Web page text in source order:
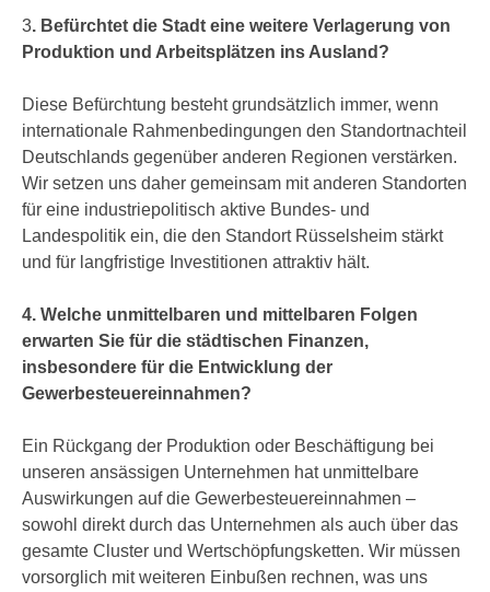
3. Befürchtet die Stadt eine weitere Verlagerung von
Produktion und Arbeitsplätzen ins Ausland?
Diese Befürchtung besteht grundsätzlich immer, wenn
internationale Rahmenbedingungen den Standortnachteil
Deutschlands gegenüber anderen Regionen verstärken.
Wir setzen uns daher gemeinsam mit anderen Standorten
für eine industriepolitisch aktive Bundes- und
Landespolitik ein, die den Standort Rüsselsheim stärkt
und für langfristige Investitionen attraktiv hält.
4. Welche unmittelbaren und mittelbaren Folgen
erwarten Sie für die städtischen Finanzen,
insbesondere für die Entwicklung der
Gewerbesteuereinnahmen?
Ein Rückgang der Produktion oder Beschäftigung bei
unseren ansässigen Unternehmen hat unmittelbare
Auswirkungen auf die Gewerbesteuereinnahmen –
sowohl direkt durch das Unternehmen als auch über das
gesamte Cluster und Wertschöpfungsketten. Wir müssen
vorsorglich mit weiteren Einbußen rechnen, was uns